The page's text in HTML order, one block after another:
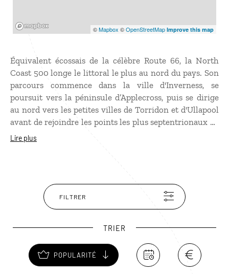
©Mapbox ©OpenStreetMap Improve this map
Équivalent écossais de la célèbre Route 66, la North
Coast 500 longe le littoral le plus au nord du pays. Son
parcours commence dans la ville d'Inverness, se
poursuit vers la péninsule d’Applecross, puis se dirige
au nord vers les petites villes de Torridon et d'Ullapool
avant de rejoindre les points les plus septentrionaux de
la côte écossaise, notamment Caithness et John
de 600 m d’altitude ! Sans oublier les phoques et les
dauphins de Chanonry Point, les nombreux phares et
les pubs animés.
Lire plus
FILTRER
TRIER
POPULARITÉ